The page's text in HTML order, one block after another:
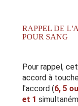
RAPPEL DE
POUR SANG
Pour rappel,
accord à
l'accord (6, 5
et 1